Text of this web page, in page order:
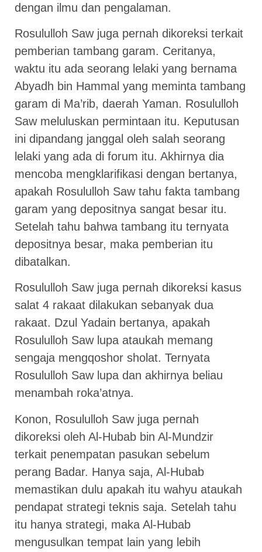
dengan ilmu dan pengalaman.
Rosululloh Saw juga pernah dikoreksi terkait
pemberian tambang garam. Ceritanya,
waktu itu ada seorang lelaki yang bernama
Abyadh bin Hammal yang meminta tambang
garam di Ma’rib, daerah Yaman. Rosululloh
Saw meluluskan permintaan itu. Keputusan
ini dipandang janggal oleh salah seorang
lelaki yang ada di forum itu. Akhirnya dia
mencoba mengklarifikasi dengan bertanya,
apakah Rosululloh Saw tahu fakta tambang
garam yang depositnya sangat besar itu.
Setelah tahu bahwa tambang itu ternyata
depositnya besar, maka pemberian itu
dibatalkan.
Rosululloh Saw juga pernah dikoreksi kasus
salat 4 rakaat dilakukan sebanyak dua
rakaat. Dzul Yadain bertanya, apakah
Rosululloh Saw lupa ataukah memang
sengaja mengqoshor sholat. Ternyata
Rosululloh Saw lupa dan akhirnya beliau
menambah roka’atnya.
Konon, Rosululloh Saw juga pernah
dikoreksi oleh Al-Hubab bin Al-Mundzir
terkait penempatan pasukan sebelum
perang Badar. Hanya saja, Al-Hubab
memastikan dulu apakah itu wahyu ataukah
pendapat strategi teknis saja. Setelah tahu
itu hanya strategi, maka Al-Hubab
mengusulkan tempat lain yang lebih